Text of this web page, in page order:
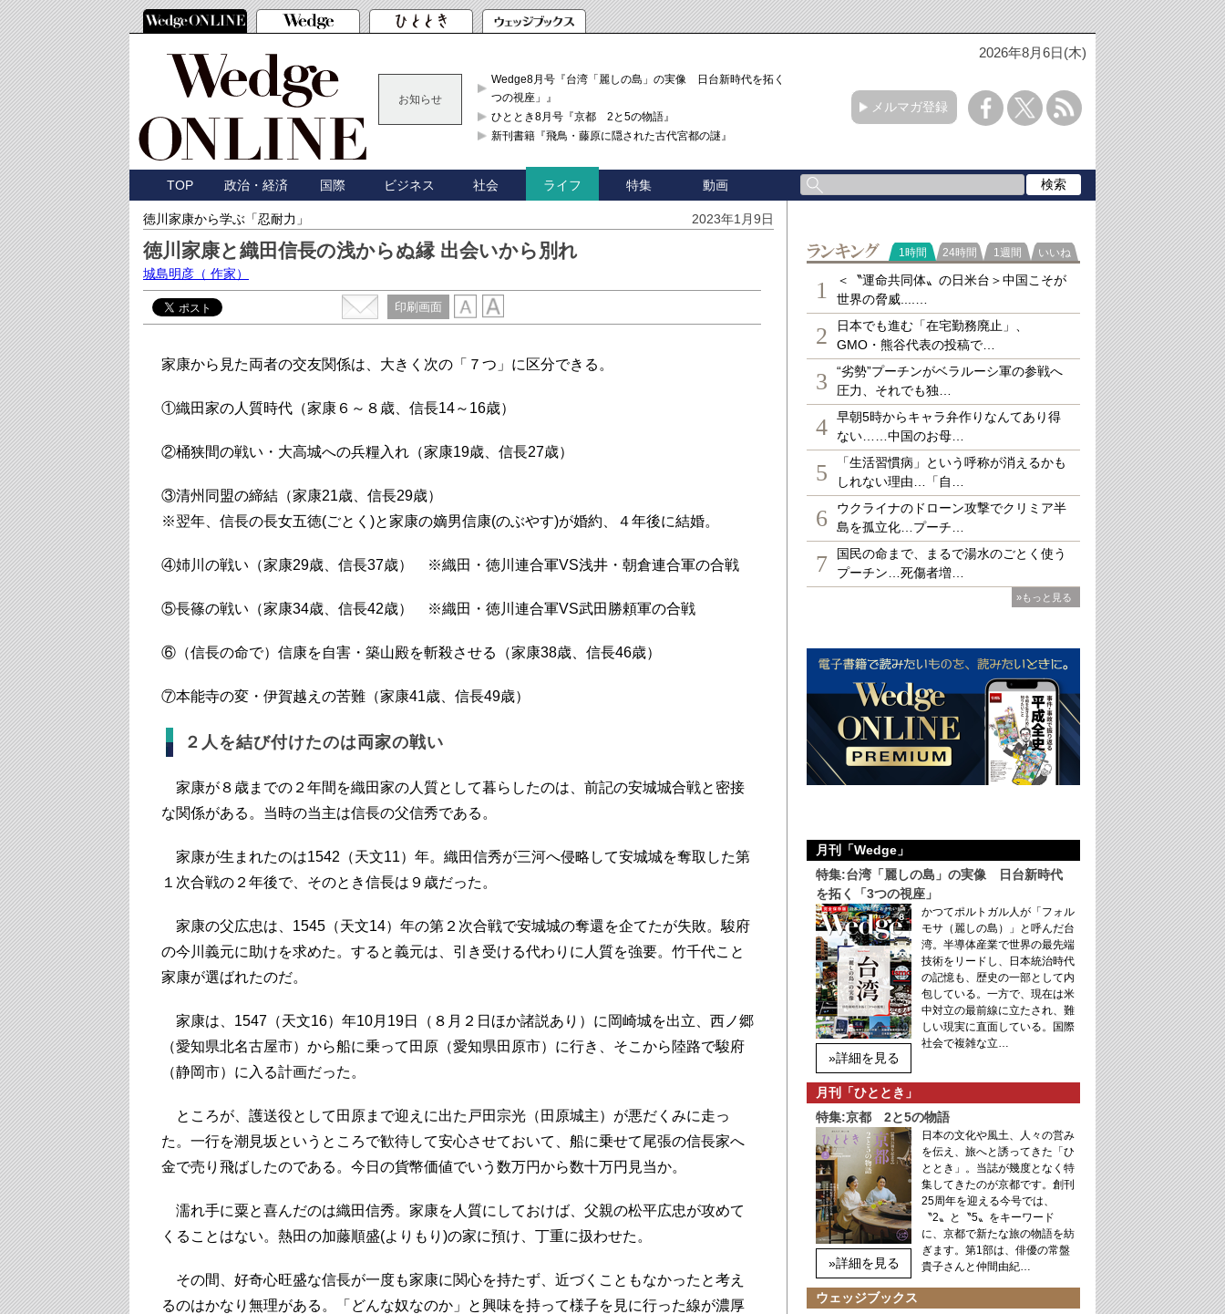
2026年8月6日(木)
お知らせ
Wedge8月号『台湾「麗しの島」の実像 日台新時代を拓く「3
つの視座」』
ひととき8月号『京都 2と5の物語』
新刊書籍『飛鳥・藤原に隠された古代宮都の謎』
メルマガ登録
TOP 政治・経済 国際 ビジネス 社会 ライフ 特集 動画
徳川家康から学ぶ「忍耐力」 2023年1月9日
徳川家康と織田信長の浅からぬ縁 出会いから別れ
城島明彦 （ 作家）
印刷画面
家康から見た両者の交友関係は、大きく次の「７つ」に区分できる。
①織田家の人質時代（家康６～８歳、信長14～16歳）
②桶狭間の戦い・大高城への兵糧入れ（家康19歳、信長27歳）
③清州同盟の締結（家康21歳、信長29歳）
※翌年、信長の長女五徳(ごとく)と家康の嫡男信康(のぶやす)が婚約、４年後に結婚。
④姉川の戦い（家康29歳、信長37歳） ※織田・徳川連合軍VS浅井・朝倉連合軍の合戦
⑤長篠の戦い（家康34歳、信長42歳） ※織田・徳川連合軍VS武田勝頼軍の合戦
⑥（信長の命で）信康を自害・築山殿を斬殺させる（家康38歳、信長46歳）
⑦本能寺の変・伊賀越えの苦難（家康41歳、信長49歳）
２人を結び付けたのは両家の戦い
家康が８歳までの２年間を織田家の人質として暮らしたのは、前記の安城城合戦と密接
な関係がある。当時の当主は信長の父信秀である。
家康が生まれたのは1542（天文11）年。織田信秀が三河へ侵略して安城城を奪取した第
１次合戦の２年後で、そのとき信長は９歳だった。
家康の父広忠は、1545（天文14）年の第２次合戦で安城城の奪還を企てたが失敗。駿府
の今川義元に助けを求めた。すると義元は、引き受ける代わりに人質を強要。竹千代こと
家康が選ばれたのだ。
家康は、1547（天文16）年10月19日（８月２日ほか諸説あり）に岡崎城を出立、西ノ郷
（愛知県北名古屋市）から船に乗って田原（愛知県田原市）に行き、そこから陸路で駿府
（静岡市）に入る計画だった。
ところが、護送役として田原まで迎えに出た戸田宗光（田原城主）が悪だくみに走っ
た。一行を潮見坂というところで歓待して安心させておいて、船に乗せて尾張の信長家へ
金で売り飛ばしたのである。今日の貨幣価値でいう数万円から数十万円見当か。
濡れ手に粟と喜んだのは織田信秀。家康を人質にしておけば、父親の松平広忠が攻めて
くることはない。熱田の加藤順盛(よりもり)の家に預け、丁重に扱わせた。
その間、好奇心旺盛な信長が一度も家康に関心を持たず、近づくこともなかったと考え
るのはかなり無理がある。「どんな奴なのか」と興味を持って様子を見に行った線が濃厚
ランキング
1時間 24時間 1週間 いいね
1
＜〝運命共同体〟の日米台＞中国こそが
世界の脅威....…
2
日本でも進む「在宅勤務廃止」、
GMO・熊谷代表の投稿で…
3
“劣勢”プーチンがベラルーシ軍の参戦へ
圧力、それでも独…
4
早朝5時からキャラ弁作りなんてあり得
ない……中国のお母…
5
「生活習慣病」という呼称が消えるかも
しれない理由…「自…
6
ウクライナのドローン攻撃でクリミア半
島を孤立化…プーチ…
7
国民の命まで、まるで湯水のごとく使う
プーチン…死傷者増…
»もっと見る
月刊「Wedge」
特集:台湾「麗しの島」の実像 日台新時代
を拓く「3つの視座」
»詳細を見る
かつてポルトガル人が「フォル
モサ（麗しの島）」と呼んだ台
湾。半導体産業で世界の最先端
技術をリードし、日本統治時代
の記憶も、歴史の一部として内
包している。一方で、現在は米
中対立の最前線に立たされ、難
しい現実に直面している。国際
社会で複雑な立…
月刊「ひととき」
特集:京都 2と5の物語
»詳細を見る
日本の文化や風土、人々の営み
を伝え、旅へと誘ってきた「ひ
ととき」。当誌が幾度となく特
集してきたのが京都です。創刊
25周年を迎える今号では、
〝2〟と〝5〟をキーワード
に、京都で新たな旅の物語を紡
ぎます。第1部は、俳優の常盤
貴子さんと仲間由紀…
ウェッジブックス